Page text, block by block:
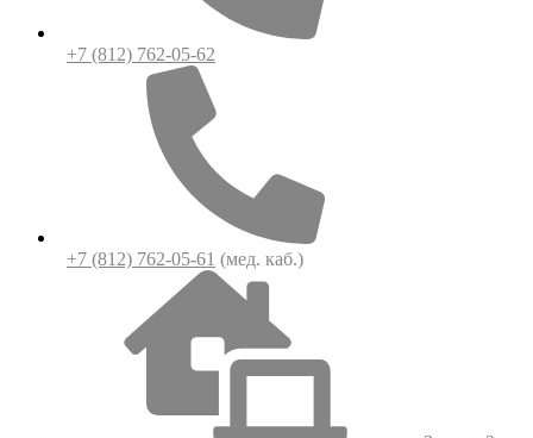
+7 (812) 762-05-62
+7 (812) 762-05-61 (мед. каб.)